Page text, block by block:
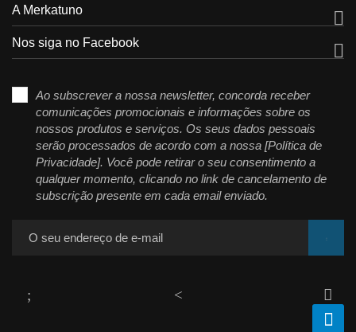
A Merkatuno 
Nos siga no Facebook 
Ao subscrever a nossa newsletter, concorda receber
comunicações promocionais e informações sobre os
nossos produtos e serviços. Os seus dados pessoais
serão processados de acordo com a nossa [Política de
Privacidade]. Você pode retirar o seu consentimento a
qualquer momento, clicando no link de cancelamento de
subscrição presente em cada email enviado.